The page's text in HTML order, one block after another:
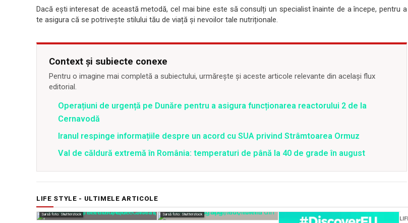
Dacă ești interesat de această metodă, cel mai bine este să consulți un specialist înainte de a începe, pentru a
te asigura că se potrivește stilului tău de viață și nevoilor tale nutriționale.
Context și subiecte conexe
Pentru o imagine mai completă a subiectului, urmărește și aceste articole relevante din același flux
editorial.
Operațiuni de urgență pe Dunăre pentru a asigura funcționarea reactorului 2 de la
Cernavodă
Iranul respinge informațiile despre un acord cu SUA privind Strâmtoarea Ormuz
Val de căldură extremă în România: temperaturi de până la 40 de grade în august
LIFE STYLE - ULTIMELE ARTICOLE
Sursă foto: Shutterstock Sursă foto: Shutterstock